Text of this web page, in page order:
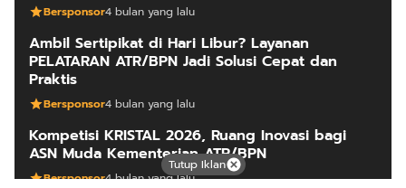
Bersponsor4 bulan yang lalu
Ambil Sertipikat di Hari Libur? Layanan
PELATARAN ATR/BPN Jadi Solusi Cepat dan
Praktis
Bersponsor4 bulan yang lalu
Kompetisi KRISTAL 2026, Ruang Inovasi bagi
ASN Muda Kementerian ATR/BPN
Bersponsor4 bulan yang lalu
Tutup Iklan